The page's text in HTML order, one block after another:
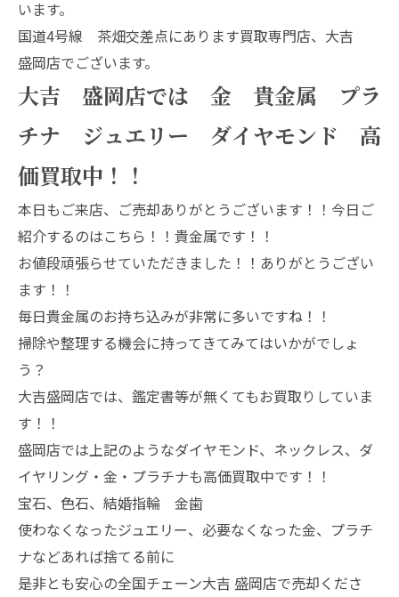
います。
国道4号線 茶畑交差点にあります買取専門店、大吉
盛岡店でございます。
大吉 盛岡店では 金 貴金属 プラ
チナ ジュエリー ダイヤモンド 高
価買取中！！
本日もご来店、ご売却ありがとうございます！！今日ご
紹介するのはこちら！！貴金属です！！
お値段頑張らせていただきました！！ありがとうござい
ます！！
毎日貴金属のお持ち込みが非常に多いですね！！
掃除や整理する機会に持ってきてみてはいかがでしょ
う？
大吉盛岡店では、鑑定書等が無くてもお買取りしていま
す！！
盛岡店では上記のようなダイヤモンド、ネックレス、ダ
イヤリング・金・プラチナも高価買取中です！！
宝石、色石、結婚指輪 金歯
使わなくなったジュエリー、必要なくなった金、プラチ
ナなどあれば捨てる前に
是非とも安心の全国チェーン大吉 盛岡店で売却くださ